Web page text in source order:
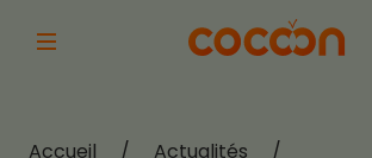
Afficher la navigation principale
Accueil / Actualités
/